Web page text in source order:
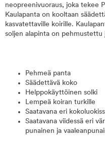
neopreenivuoraus, joka tekee
Kaulapanta on kooltaan
kasvatettaville koirille.
soljen alapinta on
Pehmeä panta
Säädettävä koko
Helppokäyttöinen solki
Lempeä koiran turkille
Saatavana eri
Saatavana viidessä eri
punainen ja